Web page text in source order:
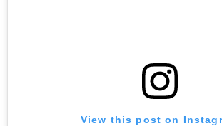
View this post on